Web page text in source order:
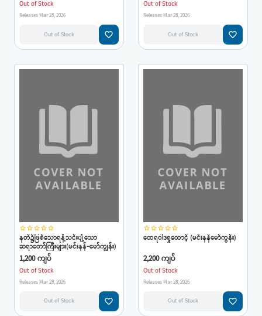
Out of Stock
Releases Mar 28, 2026
Out of Stock favorite_border
Out of Stock
Releases Mar 28, 2026
Out of Stock favorite_border
star_borderstar_borderstar_borderstar_borderstar_border
နတ်၌ဖြစ်သောရနံ့သင်းပျံ့သော
ဆရာတော်ကြီးများ(မင်းနန်-မော်ကျွန်း)
1,200 ကျပ်
Out of Stock
Releases Mar 28, 2026
Out of Stock favorite_border
star_borderstar_borderstar_borderstar_borderstar_border
ထေရဝါဒရှုထောင့် (မင်းနန်မော်ကွန်း)
2,200 ကျပ်
Out of Stock
Releases Mar 28, 2026
Out of Stock favorite_border